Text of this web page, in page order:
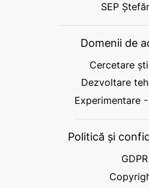
SEP
Domenii de
Cercetare
Dezvoltare
Experimentare
Politică și
GDPR